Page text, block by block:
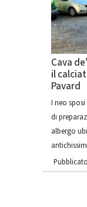
Cava
il
Pavard
I neo
di
albergo